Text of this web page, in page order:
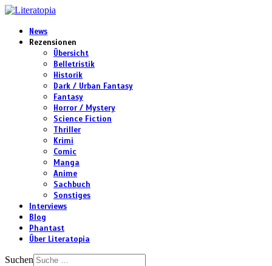
News
Rezensionen
Übersicht
Belletristik
Historik
Dark / Urban Fantasy
Fantasy
Horror / Mystery
Science Fiction
Thriller
Krimi
Comic
Manga
Anime
Sachbuch
Sonstiges
Interviews
Blog
Phantast
Über Literatopia
Suchen